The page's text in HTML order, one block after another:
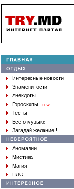
Интересные новости
Знаменитости
Анекдоты
Гороскопы
new
Тесты
Всё о музыке
Загадай желание !
Аномалии
Мистика
Магия
НЛО